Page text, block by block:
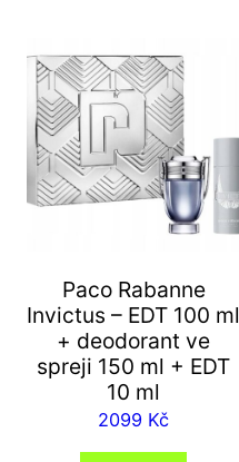
Paco Rabanne
Invictus – EDT 100 ml
+ deodorant ve
spreji 150 ml + EDT
10 ml
2099 Kč